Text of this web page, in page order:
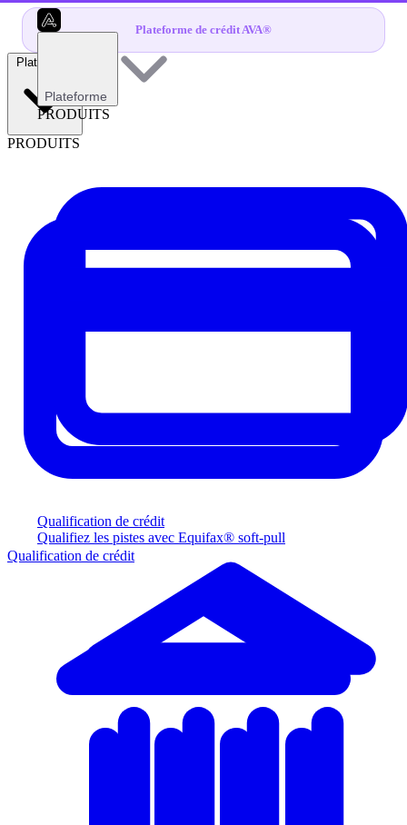
Plateforme de crédit AVA®
Plateforme
PRODUITS
Qualification de crédit
Qualifiez les pistes avec Equifax® soft-pull
Plateforme
PRODUITS
Qualification de crédit